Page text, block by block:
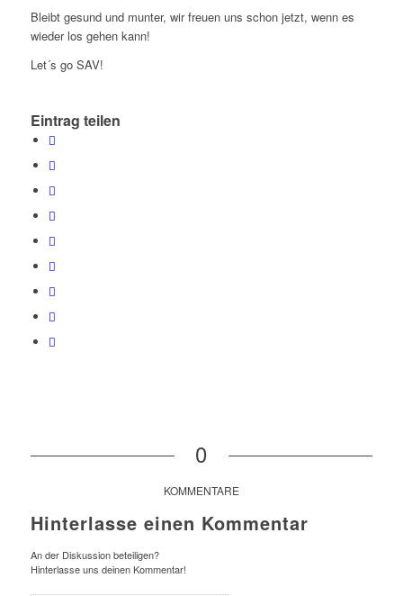
Bleibt gesund und munter, wir freuen uns schon jetzt, wenn es
wieder los gehen kann!
Let´s go SAV!
Eintrag teilen
0
KOMMENTARE
Hinterlasse einen Kommentar
An der Diskussion beteiligen?
Hinterlasse uns deinen Kommentar!